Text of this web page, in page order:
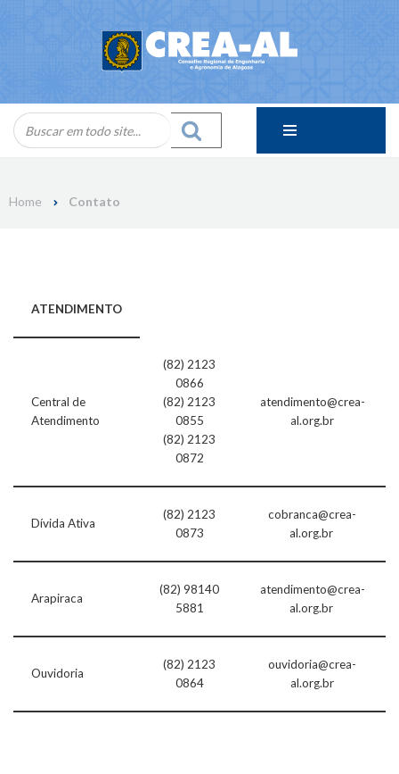
Home Contato
ATENDIMENTO
Central de
Atendimento
(82) 2123
0866
(82) 2123
0855
(82) 2123
0872
atendimento@crea-
al.org.br
Dívida Ativa
(82) 2123
0873
cobranca@crea-
al.org.br
Arapiraca
(82) 98140
5881
atendimento@crea-
al.org.br
Ouvidoria
(82) 2123
0864
ouvidoria@crea-
al.org.br